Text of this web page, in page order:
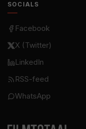
SOCIALS
Facebook
X (Twitter)
LinkedIn
RSS-feed
WhatsApp